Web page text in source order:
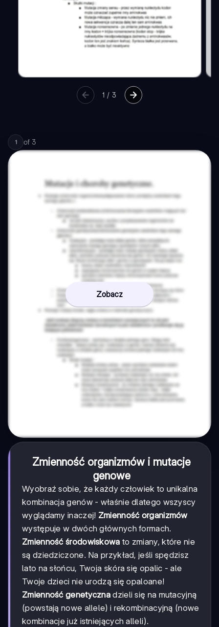
1 / 3
1 of 3
Zobacz
Zmienność organizmów i mutacje
genowe
Wyobraź sobie, że każdy człowiek to unikalna
kombinacja genów - właśnie dlatego wszyscy
wyglądamy inaczej! Zmienność organizmów
występuje w dwóch głównych formach.
Zmienność środowiskowa to zmiany, które nie
są dziedziczone. Na przykład, jeśli spędzisz
lato na słońcu, Twoja skóra się opalic - ale
Twoje dzieci nie urodzą się opaloane!
Zmienność genetyczna dzieli się na mutacyjną
(powstają nowe allele) i rekombinacyjną (nowe
kombinacje już istniejących alleli).